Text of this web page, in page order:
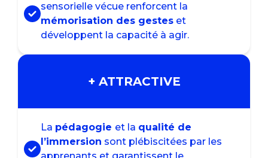
sensorielle vécue renforcent la
mémorisation des gestes et
développent la capacité à agir.
+ ATTRACTIVE
La pédagogie et la qualité de
l’immersion sont plébiscitées par les